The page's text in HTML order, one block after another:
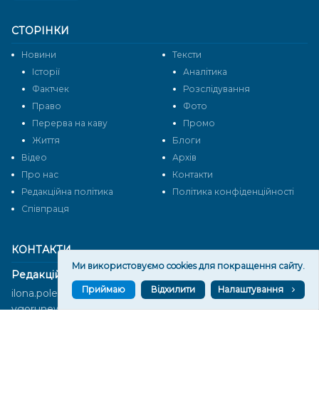
КОНТАКТИ
Редакційний відділ:
ilona.polesova@gmail.com
vgorunews@gmail.com
СТОРІНКИ
Новини
Тексти
Історії
Аналітика
Фактчек
Розслідування
Право
Фото
Перерва на каву
Промо
Життя
Блоги
Відео
Архів
Про нас
Контакти
Редакційна політика
Політика конфіденційності
Cпівпраця
Ми використовуємо cookies для покращення сайту.
Приймаю Відхилити Налаштування